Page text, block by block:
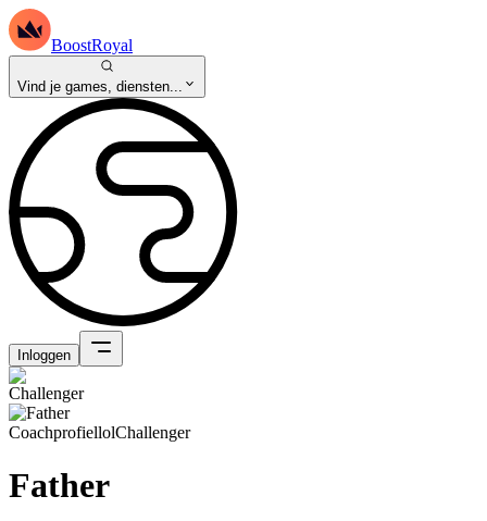
BoostRoyal
Vind je games, diensten...
Inloggen
CoachprofiellolChallenger
Father